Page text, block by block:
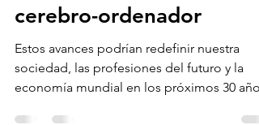
cuántica e interfaces
cerebro-ordenador
Estos avances podrían redefinir nuestra
sociedad, las profesiones del futuro y la
economía mundial en los próximos 30